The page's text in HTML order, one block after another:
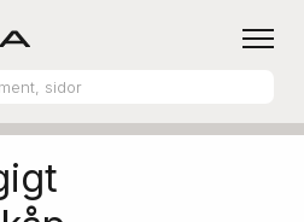
Aluminiumskåp